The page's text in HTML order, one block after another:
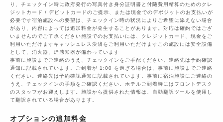
り、チェックイン時に政府発行の写真付き身分証明書と付随費用精算のためのクレ
ジットカード / デビットカードのご提示、または現金でのデポジットのお支払いが
必要です宿泊施設への要望は、チェックイン時の状況によりご希望に添えない場合
があり、内容によっては追加料金が発生することがあります。対応は確約ではござ
いませんのでご了承ください施設でのお支払いには、クレジットカード、現金をご
利用いただけますキャッシュレス決済をご利用いただけますこの施設には安全設備
として、消火器、煙感知器が備わっています
事前に施設までご連絡のうえ、チェックインをご手配ください。連絡先は予約確認
通知に記載されています。ご到着が 1:00 を過ぎる場合は、事前に施設までご連絡
ください。連絡先は予約確認通知に記載されています。事前に宿泊施設にご連絡の
うえ、チェックインの手順をご確認ください。ホテルご到着時にはフロントデスク
のスタッフがお迎えします。施設から提供された情報は、自動翻訳ツールを使用し
て翻訳されている場合があります。
オプションの追加料金